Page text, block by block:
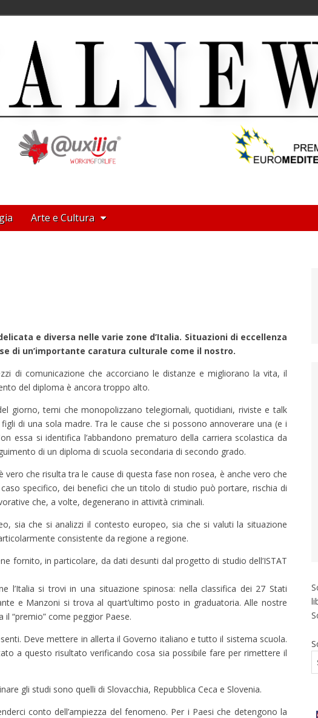
Arte e Cultura
e diversa nelle varie zone d’Italia. Situazioni di eccellenza
di un’importante caratura culturale come il nostro.
di comunicazione che accorciano le distanze e migliorano la vita, il
del diploma è ancora troppo alto.
giorno, temi che monopolizzano telegiornali, quotidiani, riviste e talk
di una sola madre. Tra le cause che si possono annoverare una (e i
essa si identifica l’abbandono prematuro della carriera scolastica da
di un diploma di scuola secondaria di secondo grado.
che risulta tra le cause di questa fase non rosea, è anche vero che
specifico, dei benefici che un titolo di studio può portare, rischia di
che, a volte, degenerano in attività criminali.
sia che si analizzi il contesto europeo, sia che si valuti la situazione
consistente da regione a regione.
fornito, in particolare, da dati desunti dal progetto di studio dell’ISTAT
l’Italia si trovi in una situazione spinosa: nella classifica dei 27 Stati
e Manzoni si trova al quart’ultimo posto in graduatoria. Alle nostre
“premio” come peggior Paese.
Deve mettere in allerta il Governo italiano e tutto il sistema scuola.
a questo risultato verificando cosa sia possibile fare per rimettere il
gli studi sono quelli di Slovacchia, Repubblica Ceca e Slovenia.
conto dell’ampiezza del fenomeno. Per i Paesi che detengono la